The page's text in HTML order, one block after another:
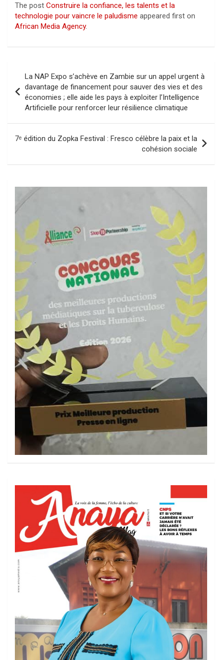
The post Construire la confiance, les talents et la
technologie pour vaincre le paludisme appeared first on
African Media Agency.
de
l’article
La NAP Expo s’achève en Zambie sur un appel urgent à
davantage de financement pour sauver des vies et des
économies ; elle aide les pays à exploiter l’Intelligence
Artificielle pour renforcer leur résilience climatique
7ᵉ édition du Zopka Festival : Fresco célèbre la paix et la
cohésion sociale